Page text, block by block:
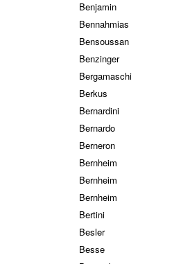
Benjamin
Bennahmias
Bensoussan
Benzinger
Bergamaschi
Berkus
Bernardini
Bernardo
Berneron
Bernheim
Bernheim
Bernheim
Bertini
Besler
Besse